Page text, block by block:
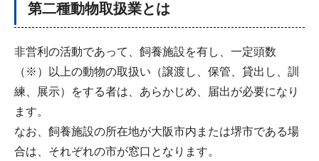
第二種動物取扱業とは
非営利の活動であって、飼養施設を有し、一定頭数
（※）以上の動物の取扱い（譲渡し、保管、貸出し、訓
練、展示）をする者は、あらかじめ、届出が必要になり
ます。
なお、飼養施設の所在地が大阪市内または堺市である場
合は、それぞれの市が窓口となります。